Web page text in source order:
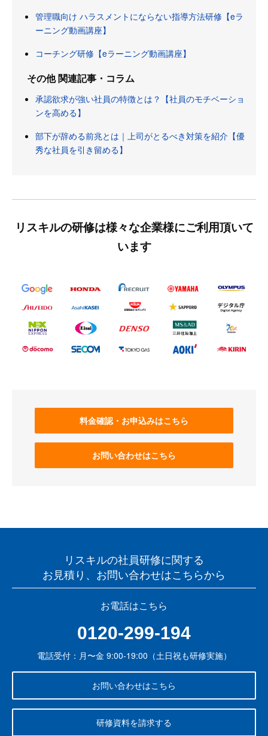
管理職向け ハラスメントにならない指導方法研修【eラ
ーニング動画講座】
コーチング研修【eラーニング動画講座】
その他 関連記事・コラム
承認欲求が強い社員の特徴とは？【社員のモチベーショ
ンを高める】
部下が辞める前兆とは｜上司がとるべき対策を紹介【優
秀な社員を引き留める】
リスキルの研修は様々な企業様にご利用頂いて
います
料金確認・お申込みはこちら
お問い合わせはこちら
リスキルの社員研修に関する
お見積り、お問い合わせはこちらから
お電話はこちら
0120-299-194
電話受付：月〜金 9:00-19:00（土日祝も研修実施）
お問い合わせはこちら
研修資料を請求する